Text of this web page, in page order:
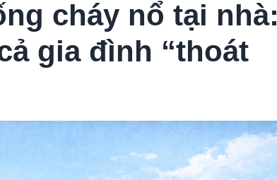
cháy nổ tại nhà:
gia đình “thoát